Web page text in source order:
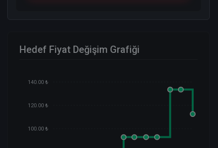
Hedef Fiyat Değişim Grafiği
140.00 ₺
120.00 ₺
100.00 ₺